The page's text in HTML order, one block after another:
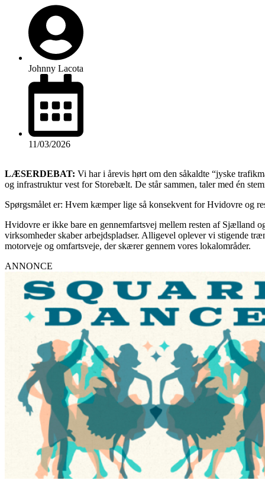
Johnny Lacota
11/03/2026
LÆSERDEBAT: Vi har i årevis hørt om den såkaldte “jyske
og infrastruktur vest for Storebælt. De står sammen, taler med én
Spørgsmålet er: Hvem kæmper lige så konsekvent for Hvidovre og
Hvidovre er ikke bare en gennemfartsvej mellem resten af Sjælland
virksomheder skaber arbejdspladser. Alligevel oplever vi stigende
motorveje og omfartsveje, der skærer gennem vores lokalområder.
ANNONCE